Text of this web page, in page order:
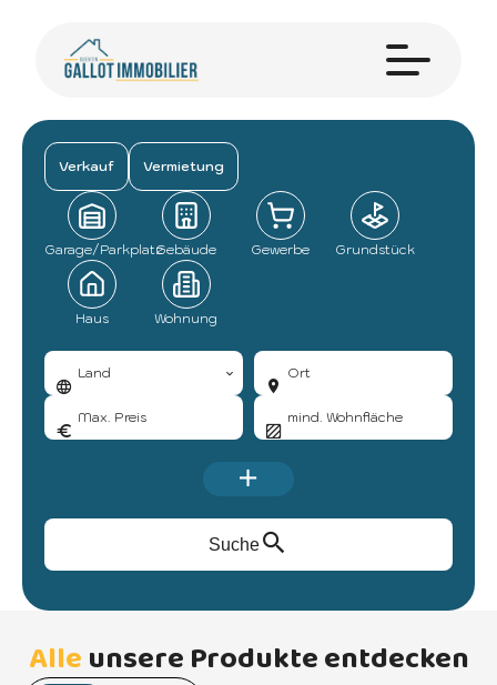
Verkauf Vermietung
Garage/ParkplatzGebäude Gewerbe Grundstück
Haus Wohnung
Land Ort
Suche
Alleunsere Produkte entdecken